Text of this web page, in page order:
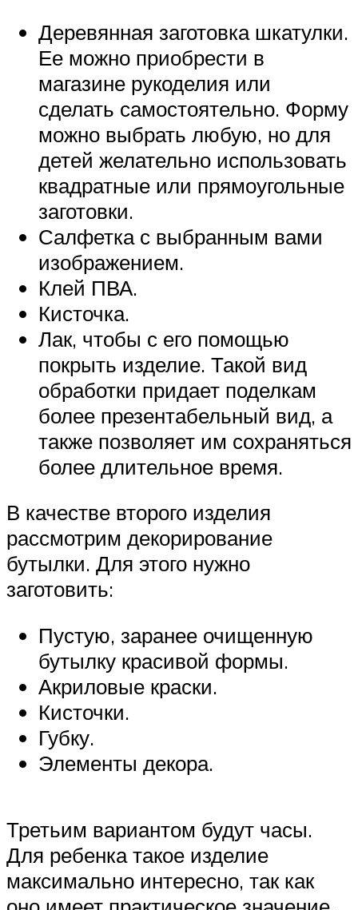
Деревянная заготовка шкатулки.
Ее можно приобрести в
магазине рукоделия или
сделать самостоятельно. Форму
можно выбрать любую, но для
детей желательно использовать
квадратные или прямоугольные
заготовки.
Салфетка с выбранным вами
изображением.
Клей ПВА.
Кисточка.
Лак, чтобы с его помощью
покрыть изделие. Такой вид
обработки придает поделкам
более презентабельный вид, а
также позволяет им сохраняться
более длительное время.
В качестве второго изделия
рассмотрим декорирование
бутылки. Для этого нужно
заготовить:
Пустую, заранее очищенную
бутылку красивой формы.
Акриловые краски.
Кисточки.
Губку.
Элементы декора.
Третьим вариантом будут часы.
Для ребенка такое изделие
максимально интересно, так как